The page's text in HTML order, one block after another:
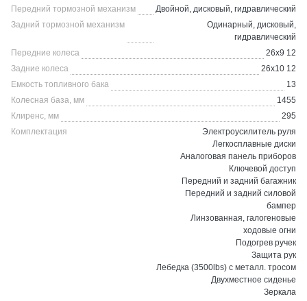
Передний тормозной механизм
Двойной, дисковый, гидравлический
Задний тормозной механизм
Одинарный, дисковый,
гидравлический
Передние колеса
26х9 12
Задние колеса
26х10 12
Емкость топливного бака
13
Колесная база, мм
1455
Клиренс, мм
295
Комплектация
Электроусилитель руля
Легкосплавные диски
Аналоговая панель приборов
Ключевой доступ
Передний и задний багажник
Передний и задний силовой
бампер
Линзованная, галогеновые
ходовые огни
Подогрев ручек
Защита рук
Лебедка (3500lbs) с металл. тросом
Двухместное сиденье
Зеркала